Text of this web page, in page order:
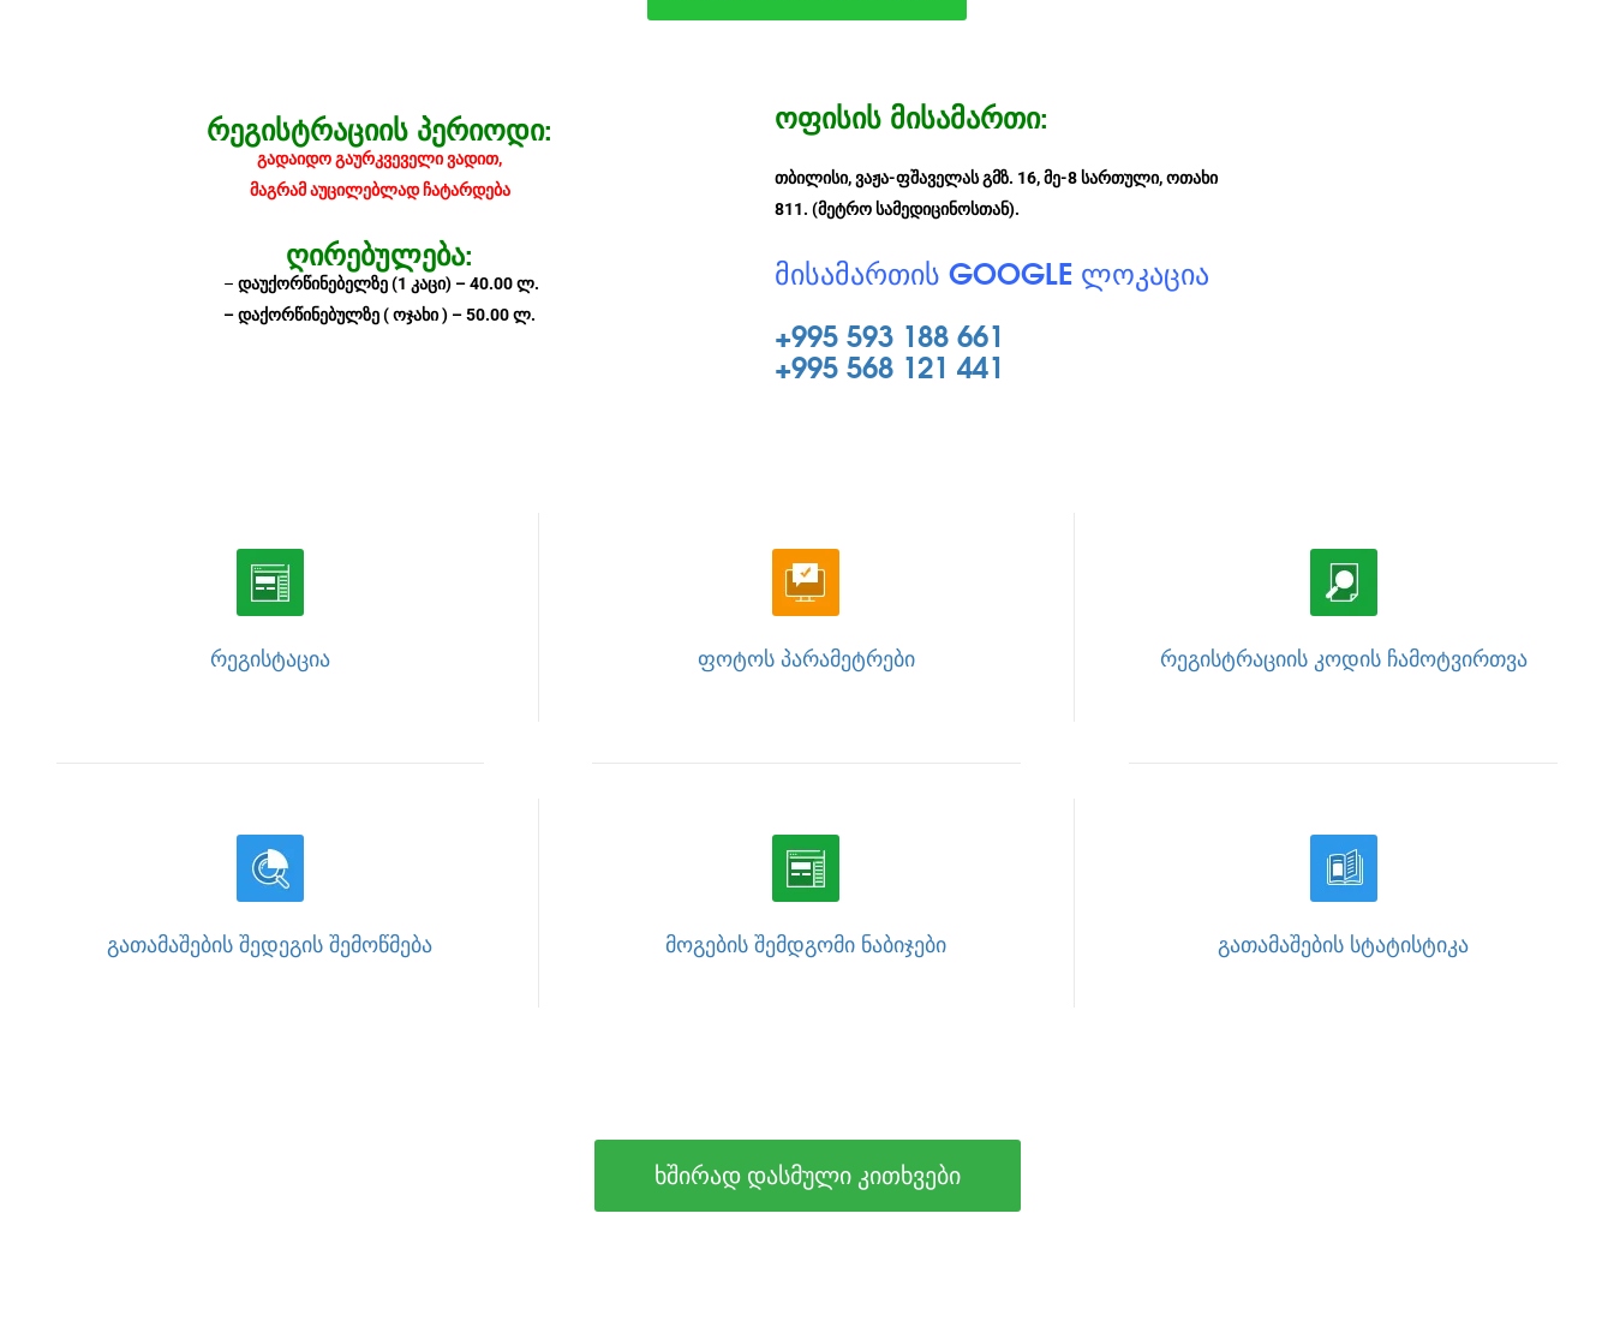
ᲠᲔᲒᲘᲡᲢᲠᲐᲪᲘᲘᲡ ᲞᲔᲠᲘᲝᲓᲘ:
გადაიდო გაურკვეველი ვადით,
მაგრამ აუცილებლად ჩატარდება
ᲦᲘᲠᲔᲑᲣᲚᲔᲑᲐ:
–დაუქორწინებელზე (1 კაცი) – 40.00 ლ.
– დაქორწინებულზე ( ოჯახი ) – 50.00 ლ.
ᲝᲤᲘᲡᲘᲡ ᲛᲘᲡᲐᲛᲐᲠᲗᲘ:
თბილისი, ვაჟა-ფშაველას გმზ. 16, მე-8 სართული, ოთახი
811.(მეტრო სამედიცინოსთან).
ᲛᲘᲡᲐᲛᲐᲠᲗᲘᲡ GOOGLE ᲚᲝᲙᲐᲪᲘᲐ
+995 593 188 661
+995 568 121 441
ᲠᲔᲒᲘᲡᲢᲐᲪᲘᲐ ᲤᲝᲢᲝᲡ ᲞᲐᲠᲐᲛᲔᲢᲠᲔᲑᲘ ᲠᲔᲒᲘᲡᲢᲠᲐᲪᲘᲘᲡ ᲙᲝᲓᲘᲡ ᲩᲐᲛᲝᲢᲕᲘᲠᲗᲕᲐ
ᲒᲐᲗᲐᲛᲐᲨᲔᲑᲘᲡ ᲨᲔᲓᲔᲒᲘᲡ ᲨᲔᲛᲝᲬᲛᲔᲑᲐ ᲛᲝᲒᲔᲑᲘᲡ ᲨᲔᲛᲓᲒᲝᲛᲘ ᲜᲐᲑᲘᲯᲔᲑᲘ ᲒᲐᲗᲐᲛᲐᲨᲔᲑᲘᲡ ᲡᲢᲐᲢᲘᲡᲢᲘᲙᲐ
ხშირად დასმული კითხვები